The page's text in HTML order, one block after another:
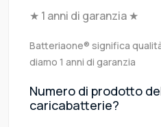
★ 1 anni di garanzia ★
Batteriaone® significa
diamo 1 anni di garanzia
Numero di prodotto
caricabatterie?